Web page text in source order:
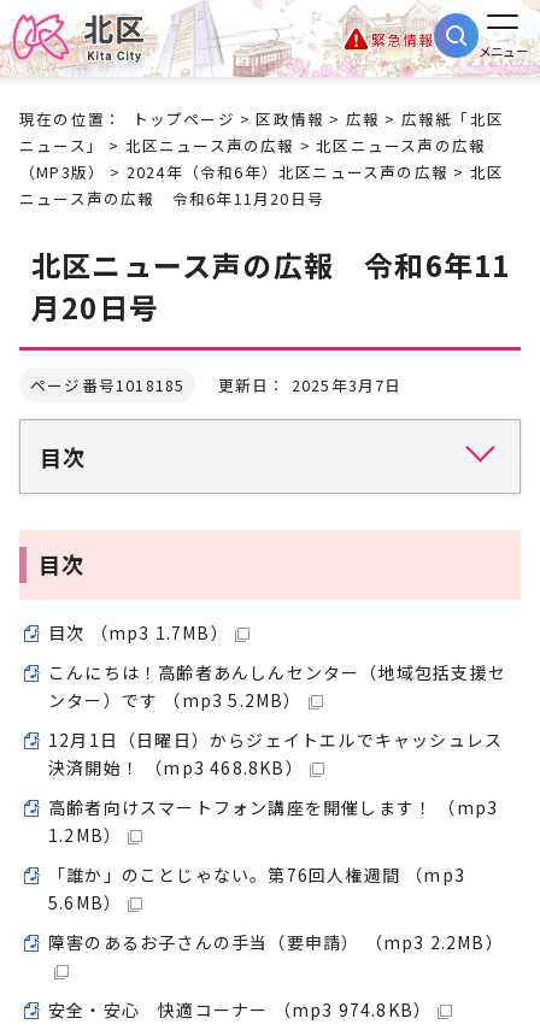
緊急情報
メニュー
現在の位置： トップページ >区政情報 > 広報 > 広報紙「北区
ニュース」
> 北区ニュース声の広報 >北区ニュース声の広報
（MP3版）
> 2024年（令和6年）北区ニュース声の広報 > 北区
ニュース声の広報 令和6年11月20日号
北区ニュース声の広報 令和6年11
月20日号
ページ番号1018185 更新日： 2025年3月7日
目次
目次
目次 （mp3 1.7MB）
こんにちは！高齢者あんしんセンター（地域包括支援セ
ンター）です （mp3 5.2MB）
12月1日（日曜日）からジェイトエルでキャッシュレス
決済開始！ （mp3 468.8KB）
高齢者向けスマートフォン講座を開催します！ （mp3
1.2MB）
「誰か」のことじゃない。第76回人権週間 （mp3
5.6MB）
障害のあるお子さんの手当（要申請） （mp3 2.2MB）
安全・安心 快適コーナー （mp3 974.8KB）